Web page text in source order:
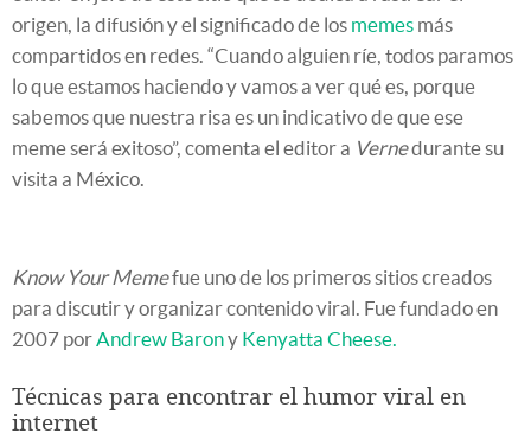
origen, la difusión y el significado de los memes más
compartidos en redes. “Cuando alguien ríe, todos paramos
lo que estamos haciendo y vamos a ver qué es, porque
sabemos que nuestra risa es un indicativo de que ese
meme será exitoso”, comenta el editor a Vernedurante su
visita a México.
Know Your Memefue uno de los primeros sitios creados
para discutir y organizar contenido viral. Fue fundado en
2007 porAndrew Barony Kenyatta Cheese.
Técnicas para encontrar el humor viral en
internet